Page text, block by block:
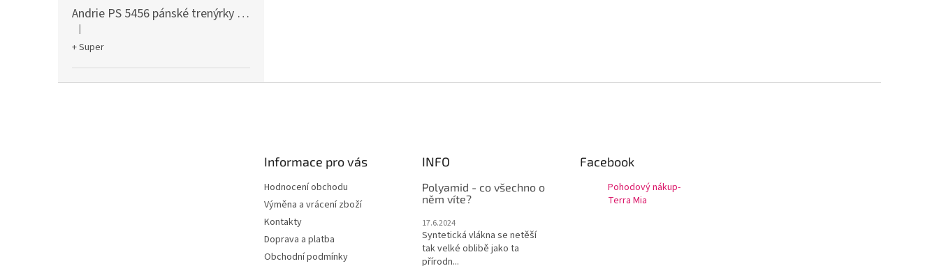
Andrie PS 5456 pánské trenýrky černé
Hodnocení produktu je 5 z 5 hvězdiček.
|
+ Super
Informace pro vás
Hodnocení obchodu
Výměna a vrácení zboží
Kontakty
Doprava a platba
Obchodní podmínky
INFO
Polyamid - co všechno o
něm víte?
17.6.2024
Syntetická vlákna se netěší
tak velké oblibě jako ta
přírodn...
Facebook
Pohodový nákup-
Terra Mia